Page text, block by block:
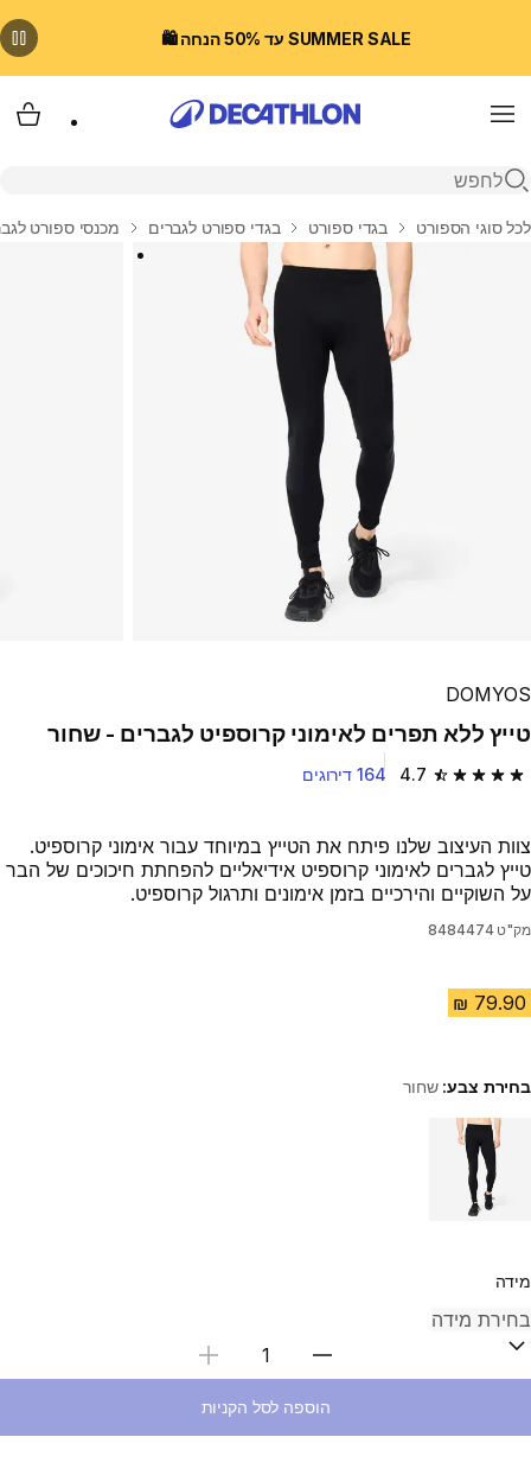
SUMMER SALE עד 50% הנחה 🛍️
Menu
פתיחת חיפוש
בית
לכל סוגי הספורט בגדי ספורט בגדי ספורט לגברים מכנסי ספורט
DOMYOS
טייץ ללא תפרים לאימוני קרוספיט לגברים - שחור
4.7 4.7 out of 5 stars from 164 reviews 164 דירוגים
צוות העיצוב שלנו פיתח את הטייץ במיוחד עבור אימוני קרוספיט.
טייץ לגברים לאימוני קרוספיט אידיאליים להפחתת חיכוכים של הבר
על השוקיים והירכיים בזמן אימונים ותרגול קרוספיט.
מק"ט 8484474
בחירת צבע:שחור
Choose a variant
מידה
בחירת כמות
הוספה לסל הקניות